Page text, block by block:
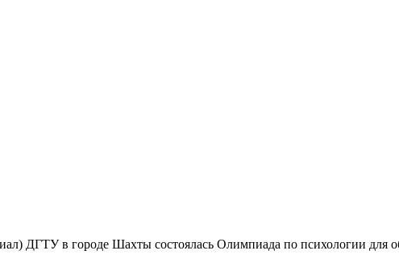
ДГТУ в городе Шахты состоялась Олимпиада по психологии для